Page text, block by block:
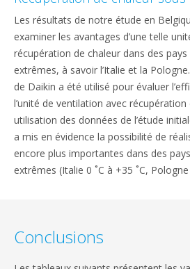
Les résultats de notre étude en
examiner les avantages d’une telle
récupération de chaleur dans des
extrêmes, à savoir l’Italie et la
de Daikin a été utilisé pour évaluer
l’unité de ventilation avec
utilisation des données de l’étude
a mis en évidence la possibilité de
encore plus importantes dans des
extrêmes (Italie 0 ˚C à +35 ˚C, Pologne
Conclusions